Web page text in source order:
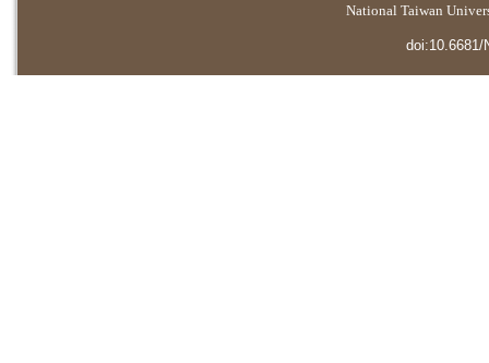
National Taiwan
doi:10.6681/